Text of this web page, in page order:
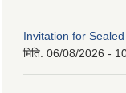
Invitation for
मिति: 06/08/2026 -